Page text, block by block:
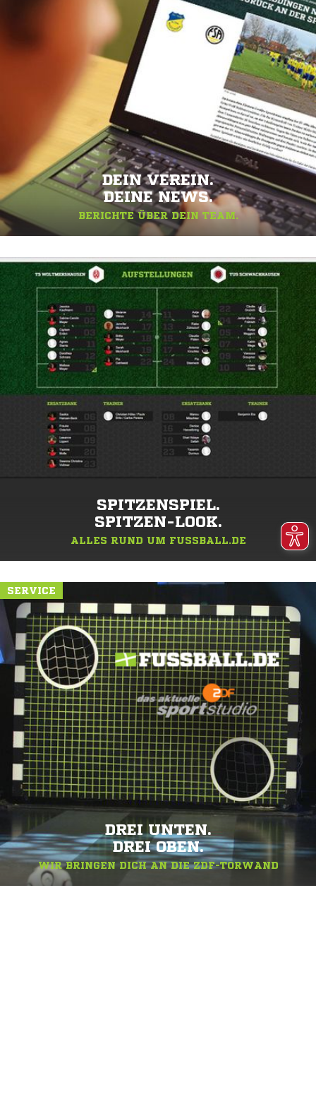
DEIN VEREIN.
DEINE NEWS.
BERICHTE ÜBER DEIN TEAM.
SPITZENSPIEL.
SPITZEN-LOOK.
ALLES RUND UM FUSSBALL.DE
SERVICE
DREI UNTEN.
DREI OBEN.
WIR BRINGEN DICH AN DIE ZDF-TORWAND